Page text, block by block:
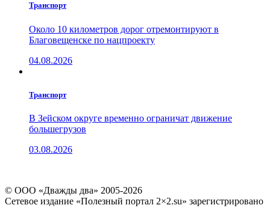
Транспорт
Около 10 километров дорог отремонтируют в
Благовещенске по нацпроекту
04.08.2026
Транспорт
В Зейском округе временно ограничат движение
большегрузов
03.08.2026
© ООО «Дважды два» 2005-2026
Сетевое издание «Полезный портал 2×2.su» зарегистрировано